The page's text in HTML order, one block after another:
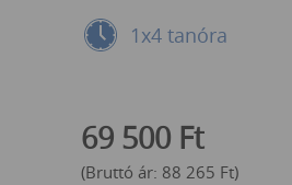
1x4 tanóra
69 500 Ft
(Bruttó ár: 88 265 Ft)